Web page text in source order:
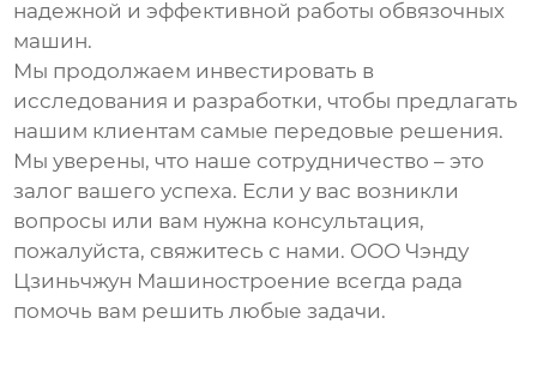
надежной и эффективной работы обвязочных
машин.
Мы продолжаем инвестировать в
исследования и разработки, чтобы предлагать
нашим клиентам самые передовые решения.
Мы уверены, что наше сотрудничество – это
залог вашего успеха. Если у вас возникли
вопросы или вам нужна консультация,
пожалуйста, свяжитесь с нами. ООО Чэнду
Цзиньчжун Машиностроение всегда рада
помочь вам решить любые задачи.